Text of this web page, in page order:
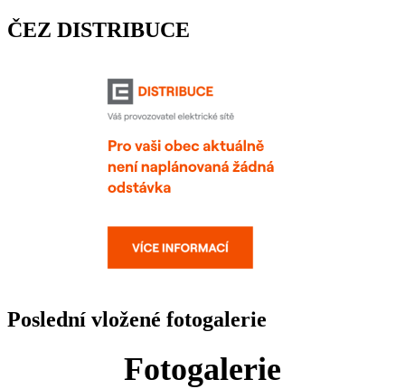
ČEZ DISTRIBUCE
Poslední vložené fotogalerie
Fotogalerie